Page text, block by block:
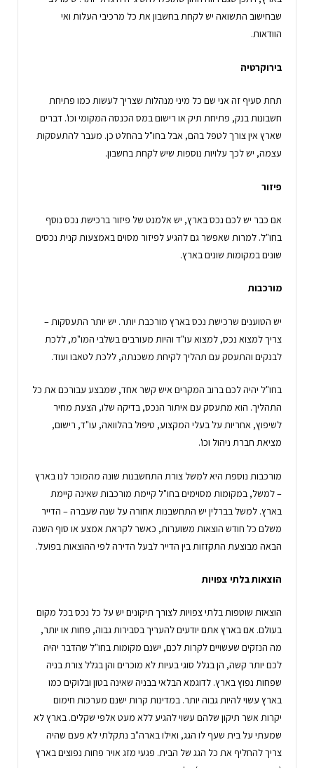
שבחישוב התשואה יש לקחת בחשבון את כל מרכיבי העלות ואי
הוודאות.
בירוקרטיה
תחת סעיף זה אני שם כל מיני מנהלות שצריך לעשות כמו פתיחת
חשבונות בנק, פתיחת תיק או רישום במס הכנסה המקומי וכו'. דברים
שארץ אין צורך לטפל בהם, אבל בחו"ל בהחלט כן. מעבר להתעסקות
עצמה, יש לכך עלויות נוספות שיש לקחת בחשבון.
פיזור
אם כבר יש לכם נכס בארץ, יש אלמנט של פיזור ברכישת נכס נוסף
בחו"ל. למרות שאפשר גם להגיע לפיזור מסוים באמצעות קנית נכסים
שונים במקומות שונים בארץ.
מורכבות
יש הטוענים שרכישת נכס בארץ מורכבת יותר. יש יותר התעסקות –
צריך למצוא נכס, למצוא עו"ד והיות מעורבים בשלבי המו"מ, ללכת
לבנקים והתעסק עם תהליך לקיחת משכנתה, ללכת לטאבו ועוד.
בחו"ל יהיה לכם ברוב המקרים איש קשר אחד, שמבצע עבורכם את כל
התהליך. הוא מתעסק עם איתור הנכס, בדיקה שלו, הצעת מחיר
לשיפוץ, אחריות על בעלי המקצוע, טיפול בהלוואה, עו"ד, רישום,
מציאת חברת ניהול וכו'.
מורכבות נוספת היא למשל צורת התחשבנות שונה מהמוכר לנו בארץ
– למשל, במקומות מסוימים בחו"ל קיימת מורכבות שאינה קיימת
בארץ. למשל בברלין יש התחשבנות אחורה על שנה שעברה – הדייר
משלם כל חודש הוצאות משוערות, כאשר לקראת אמצע או סוף השנה
הבאה מבוצעת התקזזות בין הדייר לבעל הדירה לפי ההוצאות בפועל.
הוצאות בלתי צפויות
הוצאות שוטפות בלתי צפויות לצורך תיקונים יש על כל נכס בכל מקום
בעולם. אם בארץ אתם יודעים להעריך בסבירות גבוה, פחות או יותר,
מה הנזקים שעשויים לקרות לכם, ישנם מקומות בחו"ל שהדבר יהיה
לכם יותר קשה, הן בגלל סוגי בעיות לא מוכרים והן בגלל צורת בניה
שפחות נפוץ בארץ. לדוגמא הבלאי בבניה שאינה בטון ובלוקים כמו
בארץ עשוי להיות גבוה יותר. במדינות קרות ישנם מערכות חימום
יקרות אשר תיקון שלהם עשוי להגיע ללא מעט אלפי שקלים. בארץ לא
שמעתי על בית שעף לו הגג, ואילו בארה"ב נתקלתי לא פעם שהיה
צריך להחליף את כל הגג של הבית. פגעי מזג אויר פחות נפוצים בארץ